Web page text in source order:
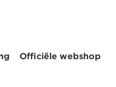
Officiële webshop